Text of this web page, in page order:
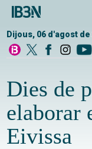
Dijous, 06 d'agost de
Dies de
elaborar
Eivissa